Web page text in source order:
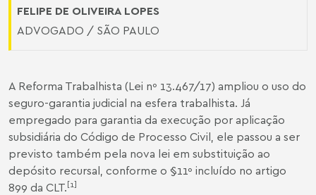
FELIPE DE OLIVEIRA LOPES
ADVOGADO / SÃO PAULO
A Reforma Trabalhista (Lei nº 13.467/17) ampliou o uso do
seguro-garantia judicial na esfera trabalhista. Já
empregado para garantia da execução por aplicação
subsidiária do Código de Processo Civil, ele passou a ser
previsto também pela nova lei em substituição ao
depósito recursal, conforme o §11º incluído no artigo
899 da CLT.[1]